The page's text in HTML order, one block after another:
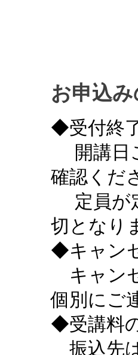
お申込
◆受付終
開講日
確認くだ
定員が
切となり
◆キャン
キャン
個別にご
◆受講料
振込先